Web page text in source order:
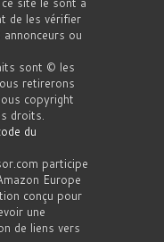
de les vérifier
ou
sont © les
retirerons
copyright
droits.
du
participe
Europe
conçu pour
une
de liens vers